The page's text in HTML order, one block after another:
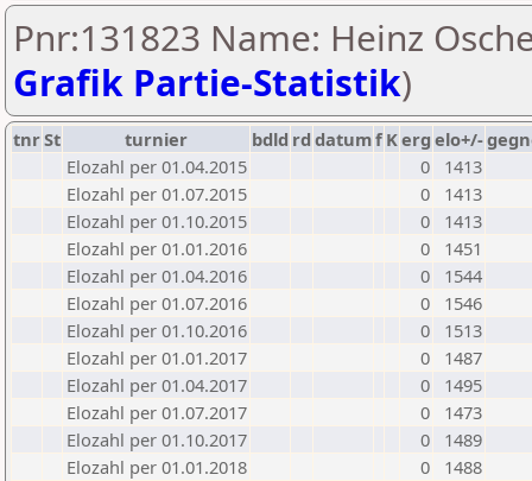
Pnr:131823 Name: Heinz
Grafik Partie-Statistik)
tnrSt turnier bdld rd datumf Kerg elo+/-
Elozahl per 01.04.2015
0
1413
Elozahl per 01.07.2015
0
1413
Elozahl per 01.10.2015
0
1413
Elozahl per 01.01.2016
0
1451
Elozahl per 01.04.2016
0
1544
Elozahl per 01.07.2016
0
1546
Elozahl per 01.10.2016
0
1513
Elozahl per 01.01.2017
0
1487
Elozahl per 01.04.2017
0
1495
Elozahl per 01.07.2017
0
1473
Elozahl per 01.10.2017
0
1489
Elozahl per 01.01.2018
0
1488